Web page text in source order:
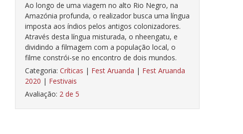
Ao longo de uma viagem no alto Rio Negro, na
Amazónia profunda, o realizador busca uma língua
imposta aos índios pelos antigos colonizadores.
Através desta língua misturada, o nheengatu, e
dividindo a filmagem com a população local, o
filme constrói-se no encontro de dois mundos.
Categoria: Críticas | Fest Aruanda | Fest Aruanda
2020 | Festivais
Avaliação: 2 de 5